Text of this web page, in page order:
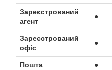
Зареєстрований
агент
●
Зареєстрований
офіс
●
Пошта ●